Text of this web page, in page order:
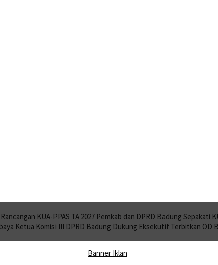
KUA-PPAS TA 2027 Pemkab dan DPRD Badung Sepakati
Ketua Komisi III DPRD Badung Dukung Eksekutif Terbitkan OD